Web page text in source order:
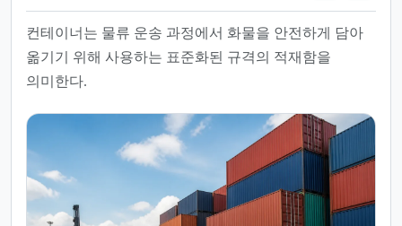
컨테이너는 물류 운송 과정에서 화물을 안전하게 담아
옮기기 위해 사용하는 표준화된 규격의 적재함을
의미한다.